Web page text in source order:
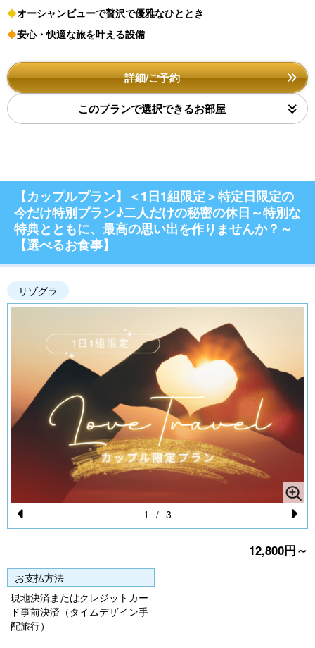
◆オーシャンビューで贅沢で優雅なひととき
◆安心・快適な旅を叶える設備
詳細/ご予約
このプランで選択できるお部屋
【カップルプラン】＜1日1組限定＞特定日限定の
今だけ特別プラン♪二人だけの秘密の休日～特別な
特典とともに、最高の思い出を作りませんか？～
【選べるお食事】
リゾグラ
Pr
vi
o
u
s
N
e
1 / 3
12,800円～
お支払方法
現地決済またはクレジットカー
ド事前決済（タイムデザイン手
配旅行）